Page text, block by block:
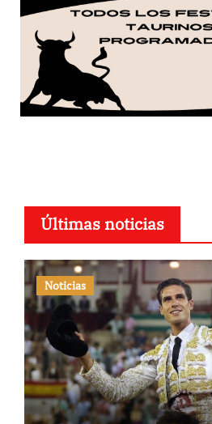
Últimas noticias
Noticias